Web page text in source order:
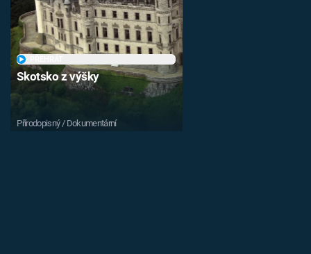
Skotsko z výšky
Přírodopisný / Dokumentární